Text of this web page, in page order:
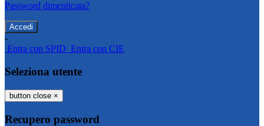
Password dimenticata?
-
Entra con SPID Entra con CIE
Seleziona utente
button close ×
Recupero password